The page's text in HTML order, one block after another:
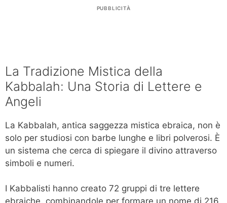
PUBBLICITÀ
La Tradizione Mistica della
Kabbalah: Una Storia di Lettere e
Angeli
La Kabbalah, antica saggezza mistica ebraica, non è
solo per studiosi con barbe lunghe e libri polverosi. È
un sistema che cerca di spiegare il divino attraverso
simboli e numeri.
I Kabbalisti hanno creato 72 gruppi di tre lettere